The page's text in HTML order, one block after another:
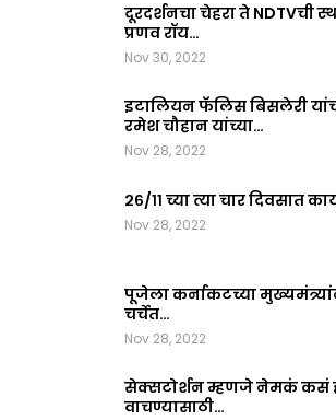
दूरदर्शनचा चेहरा ते NDTVची
प्रणव रॉय…
Nov 30, 2022
इटालियन फॅलिस बिसलेरी
रमेश चौहान यांच्या…
Nov 28, 2022
२६/११ च्या त्या चार दिवसात
Nov 28, 2022
पूजेला कर्नाकटच्या
चर्चेत…
Nov 28, 2022
सेक्सटोर्शन म्हणजे नेमकं कसं
वाचण्यासाठी…